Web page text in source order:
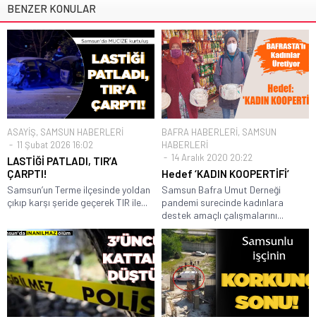
BENZER KONULAR
ASAYİŞ, SAMSUN HABERLERİ
11 Şubat 2026 16:02
LASTİĞİ PATLADI, TIR’A
ÇARPTI!
Samsun’un Terme ilçesinde yoldan
çıkıp karşı şeride geçerek TIR ile...
BAFRA HABERLERİ, SAMSUN
HABERLERİ
14 Aralık 2020 20:22
Hedef ‘KADIN KOOPERTİFİ’
Samsun Bafra Umut Derneği
pandemi surecinde kadınlara
destek amaçlı çalışmalarını...